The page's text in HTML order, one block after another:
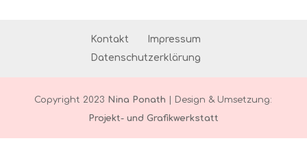
Kontakt
Impressum
Datenschutzerklärung
Copyright 2023 Nina Ponath
| Design & Umsetzung:
Projekt- und Grafikwerkstatt